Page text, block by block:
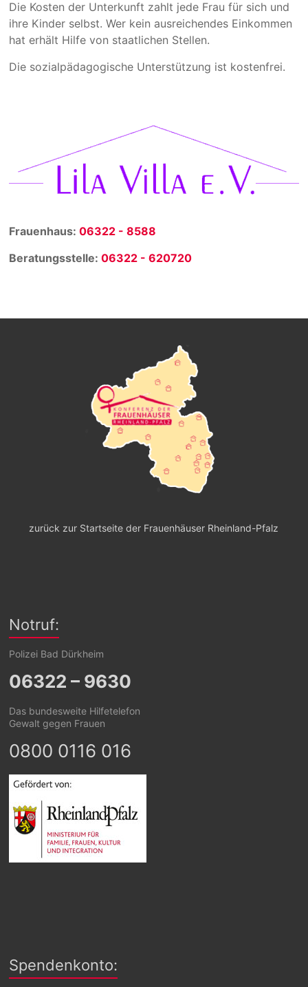
Die Kosten der Unterkunft zahlt jede Frau für sich und
ihre Kinder selbst. Wer kein ausreichendes Einkommen
hat erhält Hilfe von staatlichen Stellen.
Die sozialpädagogische Unterstützung ist kostenfrei.
Frauenhaus:06322 - 8588
Beratungsstelle:06322 - 620720
zurück zur Startseite der Frauenhäuser Rheinland-Pfalz
Notruf:
Polizei Bad Dürkheim
06322 – 9630
Das bundesweite Hilfetelefon
Gewalt gegen Frauen
0800 0116 016
Spendenkonto: